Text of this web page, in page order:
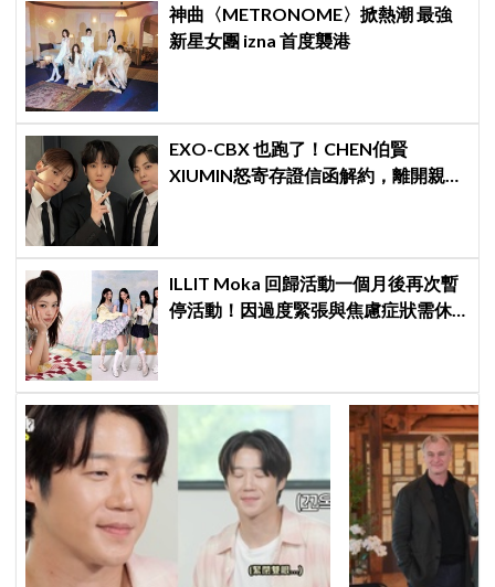
神曲〈METRONOME〉掀熱潮 最強
新星女團 izna 首度襲港
EXO-CBX 也跑了！CHEN伯賢
XIUMIN怒寄存證信函解約，離開親手
ILLIT Moka 回歸活動一個月後再次暫
停活動！因過度緊張與焦慮症狀需休